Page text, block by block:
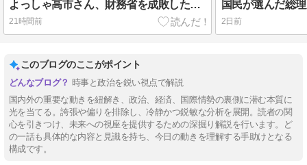
よっしゃ高市さん、財務省を成敗したったで。ところで原爆は原爆ではなかったって、ホンマかいや。
21時間前 2日前
このブログのここがポイント
時事と政治を鋭い視点で解説
国内外の重要な動きを紐解き、政治、経済、国際情勢の裏側に潜む本質に
光を当てる。誇張や偏りを排除し、冷静かつ鋭敏な分析を展開。読者の関
心を引きつけ、未来への視座を提供するための深掘り解説を行います。ど
の一話も具体的な内容と見識を持ち、今日の動きを理解する手助けとなる
構成です。